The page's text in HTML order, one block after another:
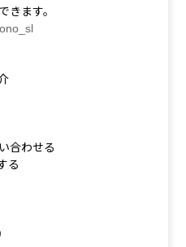
きます。
合わせる
る